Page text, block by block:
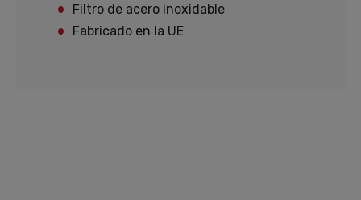
Filtro de acero inoxidable
Fabricado en la UE